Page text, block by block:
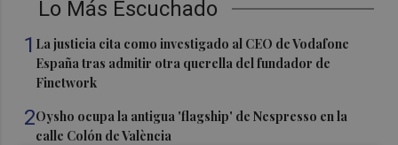
Lo Más Escuchado
1 La justicia cita como investigado al CEO de Vodafone
España tras admitir otra querella del fundador de
Finetwork
2Oysho ocupa la antigua 'flagship' de Nespresso en la
calle Colón de València